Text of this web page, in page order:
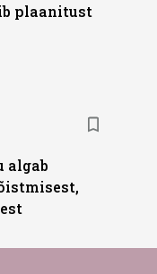
plaanitust
algab